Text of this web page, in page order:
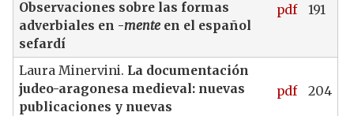
Observaciones sobre las formas
adverbiales en -menteen el español
sefardí
pdf 191
Laura Minervini. La documentación
judeo-aragonesa medieval: nuevas
publicaciones y nuevas
pdf 204